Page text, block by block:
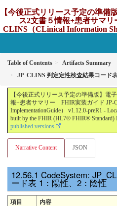
【今後正式リリース予定の準備
ス2文書５情報+患者サマ
CLINS（CLinical Information
Table of Contents
Artifacts Summary
JP_CLINS 判定定性検査結果コード
【今後正式リリース予定の準備版】電
報+患者サマリー FHIR実装ガイド JP-
ImplementationGuide） v1.12.0-preR1 -
built by the FHIR (HL7® FHIR® Standard)
published versions
Narrative Content JSON
CodeSystem:
ード表 1：陽性、2：陰性
項目
内容